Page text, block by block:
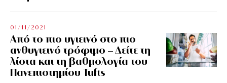
01/11/2021
Από το πιο υγιεινό στο πιο
ανθυγιεινό τρόφιμο – Δείτε τη
λίστα και τη βαθμολογία του
Πανεπιστημίου Tufts